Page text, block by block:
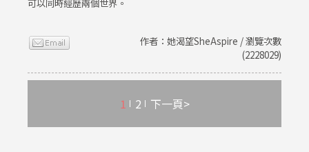
可以同時經歷兩個世界。
作者：她渴望SheAspire / 瀏覽次數
(2228029)
1 2 下一頁>